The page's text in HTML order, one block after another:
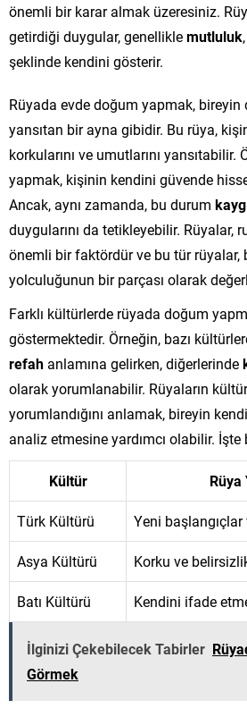
önemli bir karar almak üzeresiniz.
getirdiği duygular, genelliklemutluluk,
şeklinde kendini gösterir.
Rüyada evde doğum yapmak,
yansıtan bir ayna gibidir. Bu rüya,
korkularını ve umutlarını yansıtabilir.
yapmak, kişinin kendini güvende
Ancak, aynı zamanda, bu durum
duygularını da tetikleyebilir. Rüyalar,
önemli bir faktördür ve bu tür rüyalar,
yolculuğunun bir parçası olarak
Farklı kültürlerde rüyada doğum
göstermektedir. Örneğin, bazı
refah anlamına gelirken, diğerlerinde
olarak yorumlanabilir. Rüyaların
yorumlandığını anlamak, bireyin
analiz etmesine yardımcı olabilir. İşte
Kültür Rüya
Türk Kültürü Yeni başlangıçlar
Asya Kültürü Korku ve
Batı Kültürü Kendini ifade
İlginizi Çekebilecek Tabirler
Görmek